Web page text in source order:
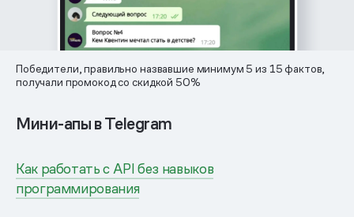
Победители, правильно назвавшие минимум 5 из 15 фактов,
получали промокод со скидкой 50%
Мини-апы в Telegram
Как работать с API без навыков
программирования